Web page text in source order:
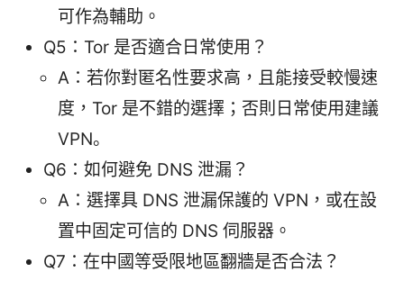
可作為輔助。
Q5：Tor 是否適合日常使用？
A：若你對匿名性要求高，且能接受較慢速
度，Tor 是不錯的選擇；否則日常使用建議
VPN。
Q6：如何避免 DNS 泄漏？
A：選擇具 DNS 泄漏保護的 VPN，或在設
置中固定可信的 DNS 伺服器。
Q7：在中國等受限地區翻牆是否合法？